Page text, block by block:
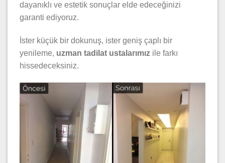
dayanıklı ve estetik sonuçlar elde edeceğinizi
garanti ediyoruz.
İster küçük bir dokunuş, ister geniş çaplı bir
yenileme, uzman tadilat ustalarımız ile farkı
hissedeceksiniz.